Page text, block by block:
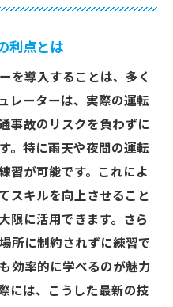
利点とは
を導入することは、多く
レーターは、実際の運転
事故のリスクを負わずに
。特に雨天や夜間の運転
習が可能です。これによ
スキルを向上させること
限に活用できます。さら
所に制約されずに練習で
効率的に学べるのが魅力
には、こうした最新の技